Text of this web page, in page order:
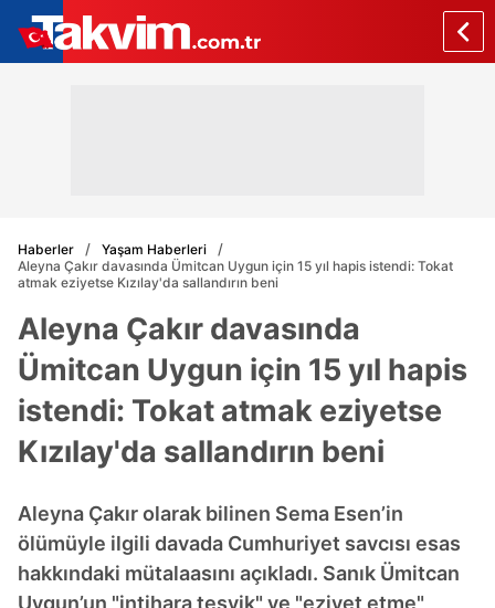
Haberler
Yaşam Haberleri
Aleyna Çakır davasında Ümitcan Uygun için 15 yıl hapis istendi: Tokat
atmak eziyetse Kızılay'da sallandırın beni
Aleyna Çakır davasında
Ümitcan Uygun için 15 yıl hapis
istendi: Tokat atmak eziyetse
Kızılay'da sallandırın beni
Aleyna Çakır olarak bilinen Sema Esen’in
ölümüyle ilgili davada Cumhuriyet savcısı esas
hakkındaki mütalaasını açıkladı. Sanık Ümitcan
Uygun’un "intihara teşvik" ve "eziyet etme"